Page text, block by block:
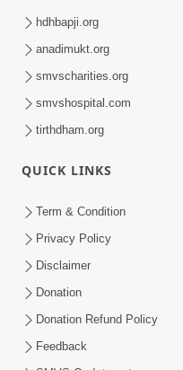
hdhbapji.org
anadimukt.org
smvscharities.org
smvshospital.com
tirthdham.org
QUICK LINKS
Term & Condition
Privacy Policy
Disclaimer
Donation
Donation Refund Policy
Feedback